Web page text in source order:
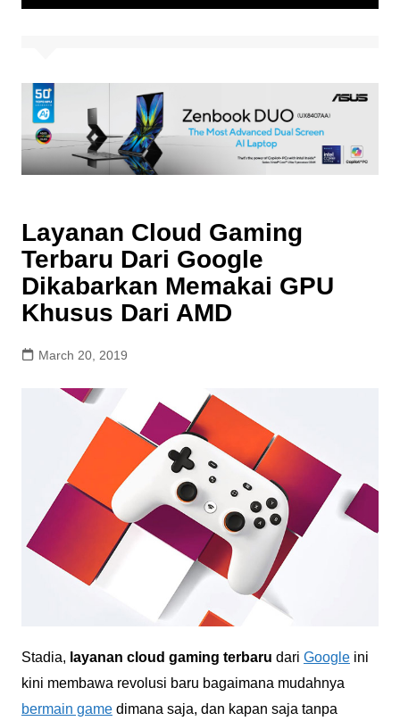
Layanan Cloud Gaming
Terbaru Dari Google
Dikabarkan Memakai GPU
Khusus Dari AMD
March 20, 2019
Stadia, layanan cloud gaming terbaru dari Googleini
kini membawa revolusi baru bagaimana mudahnya
bermain gamedimana saja, dan kapan saja tanpa